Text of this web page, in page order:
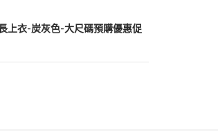
上衣-炭灰色-大尺碼預購優惠促